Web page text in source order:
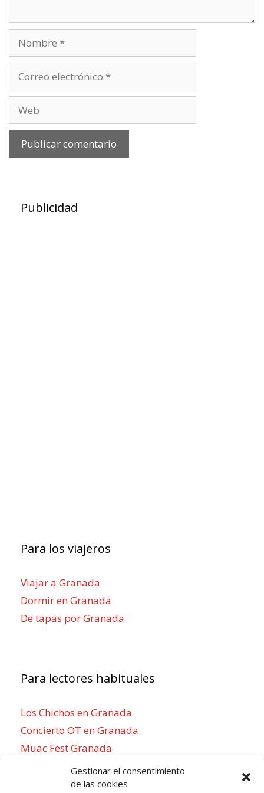
Gestionar el consentimiento
de las cookies
Nombre
Correo
electrónico
Web
Publicidad
Para los viajeros
Viajar a Granada
Dormir en Granada
De tapas por Granada
Para lectores habituales
Los Chichos en Granada
Concierto OT en Granada
Muac Fest Granada
Concierto de Saiko en Granada